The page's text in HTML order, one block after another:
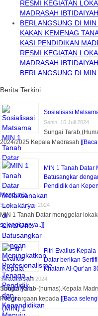
KAKAN KEMENAG
KASI PENDIDIKAN
RESMI KEGIATAN
MADRASAH
BERLANGSUNG DI
Berita Terkini
Sosialisasi
Senin, 15 Juli 2024
Sungai
2024/2025 Kepala Madrasah
MIN 1 Tanah Datar
Batusangkar
Pendidik dan
Mendunia
Selasa, 11 Juni 2024
MIN 1 Tanah Datar menggelar
selengkapnya..]]
Fitri Evalius
Datar berikan
Khatam Al-Qur’an
Senin, 22 April 2024
Sungai Tarab-(humas).Kepala
Penghargaan kepada [[Baca